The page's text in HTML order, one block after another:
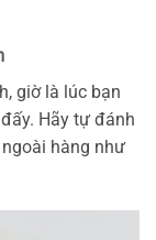
giờ là lúc bạn
Hãy tự đánh
hàng như